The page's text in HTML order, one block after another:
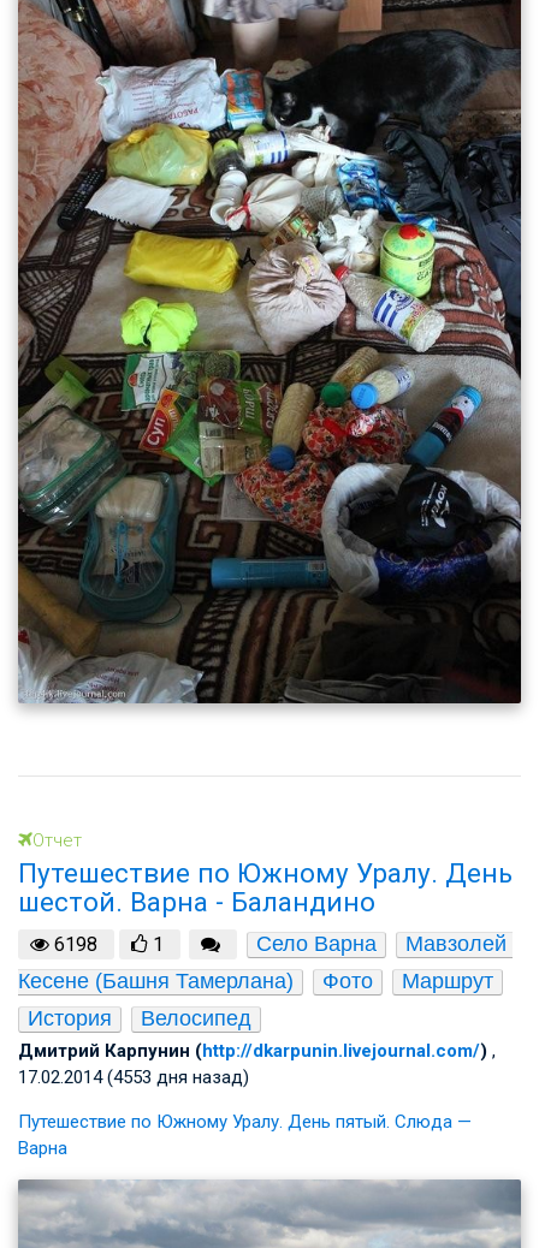
Отчет
Путешествие по Южному Уралу. День
шестой. Варна - Баландино
6198 1 Село Варна
Мавзолей
Кесене (Башня Тамерлана)
Фото
Маршрут
История
Велосипед
Дмитрий Карпунин (http://dkarpunin.livejournal.com/) ,
17.02.2014 (4553 дня назад)
Путешествие по Южному Уралу. День пятый. Слюда —
Варна